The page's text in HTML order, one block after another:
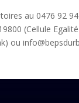
au 0476 92
(Cellule
ou